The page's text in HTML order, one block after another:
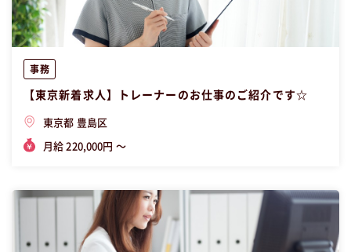
事務
【東京新着求人】トレーナーのお仕事のご紹介です☆
東京都 豊島区
月給 220,000円 〜